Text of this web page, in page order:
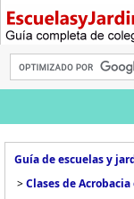
Guía de escuelas y
>Clases de